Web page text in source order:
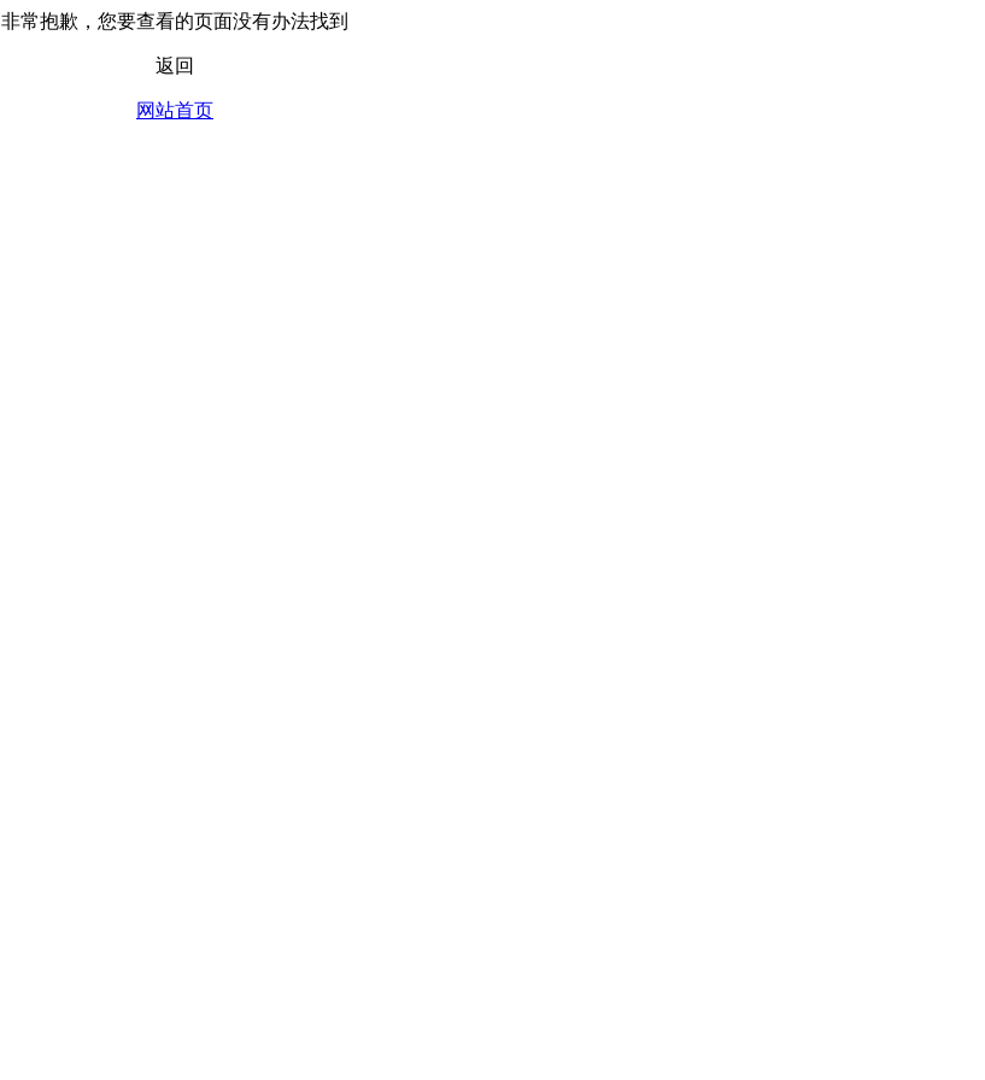
非常抱歉，您要查看的页面没有办法找到
返回
网站首页